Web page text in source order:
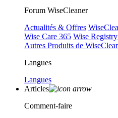
Forum WiseCleaner
Actualités & Offres
Wise Care 365 Wise
Autres Produits de
Langues
Langues
Articles
Comment-faire